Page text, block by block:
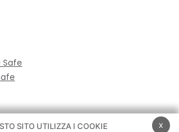
Safe
x
SITO UTILIZZA I COOKIE